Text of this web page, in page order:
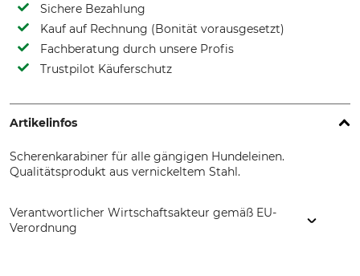
Sichere Bezahlung
Kauf auf Rechnung (Bonität vorausgesetzt)
Fachberatung durch unsere Profis
Trustpilot Käuferschutz
Artikelinfos
Scherenkarabiner für alle gängigen Hundeleinen.
Qualitätsprodukt aus vernickeltem Stahl.
Verantwortlicher Wirtschaftsakteur gemäß EU-
Verordnung